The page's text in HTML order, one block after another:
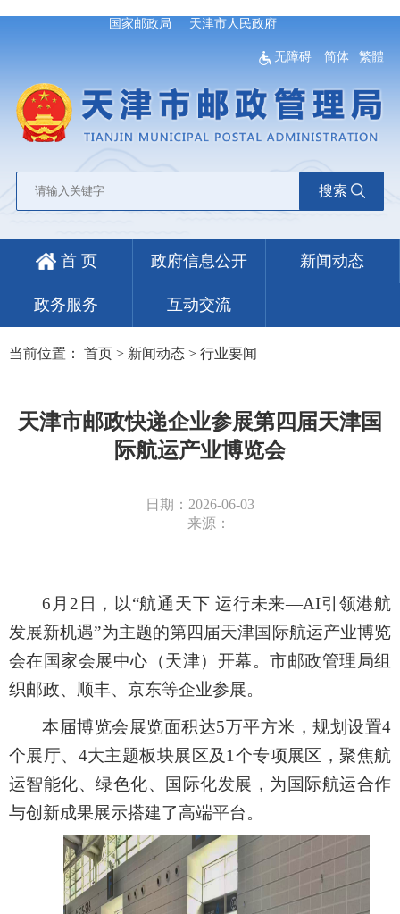
国家邮政局 天津市人民政府
无障碍 简体 |繁體
搜索
首 页 政府信息公开 新闻动态
政务服务 互动交流
当前位置： 首页 > 新闻动态 > 行业要闻
天津市邮政快递企业参展第四届天津国
际航运产业博览会
日期：2026-06-03
来源：
6 月 2 日，以“航通天下 运行未来—AI引领港航
发展新机遇”为主题的第四届天津国际航运产业博览
会在国家会展中心（天津）开幕。市邮政管理局组
织邮政、顺丰、京东等企业参展。
本届博览会展览面积达5万平方米，规划设置4
个展厅、 4大主题板块展区及1 个专项展区，聚焦航
运智能化、绿色化、国际化发展，为国际航运合作
与创新成果展示搭建了高端平台。